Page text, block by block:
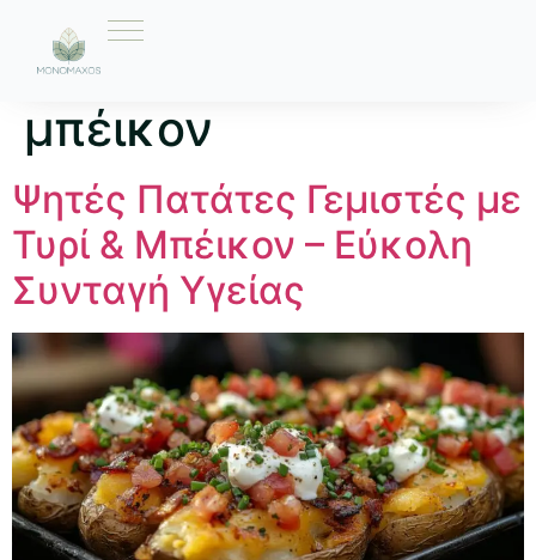
Ετικέτα:
μπέικον
Ψητές Πατάτες Γεμιστές με
Τυρί & Μπέικον – Εύκολη
Συνταγή Υγείας